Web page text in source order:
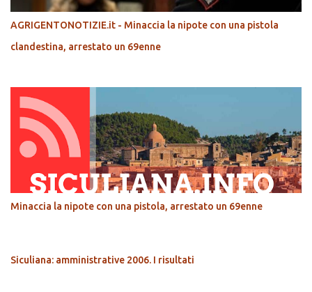
AGRIGENTONOTIZIE.it - Minaccia la nipote con una pistola
clandestina, arrestato un 69enne
Minaccia la nipote con una pistola, arrestato un 69enne
Siculiana: amministrative 2006. I risultati